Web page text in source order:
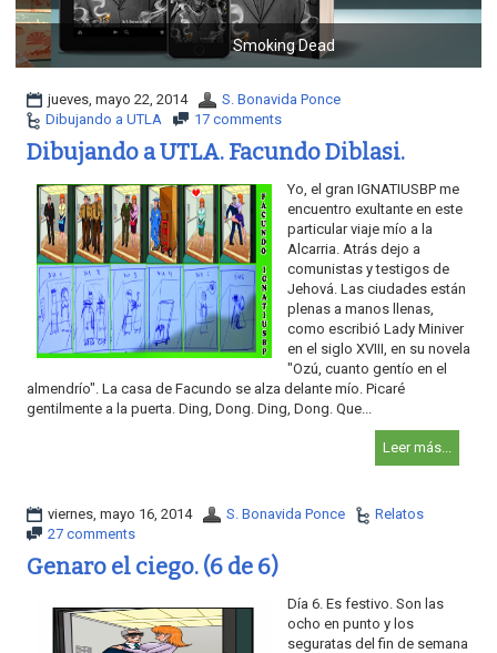
o
n
Smoking Dead
jueves, mayo 22, 2014
S. Bonavida Ponce
Dibujando a UTLA
17 comments
Dibujando a UTLA. Facundo Diblasi.
Yo, el gran IGNATIUSBP me
encuentro exultante en este
particular viaje mío a la
Alcarria. Atrás dejo a
comunistas y testigos de
Jehová. Las ciudades están
plenas a manos llenas,
como escribió Lady Miniver
en el siglo XVIII, en su novela
"Ozú, cuanto gentío en el
almendrío". La casa de Facundo se alza delante mío. Picaré
gentilmente a la puerta. Ding, Dong. Ding, Dong. Que...
Leer más...
viernes, mayo 16, 2014 S. Bonavida Ponce
Relatos
27 comments
Genaro el ciego. (6 de 6)
Día 6. Es festivo. Son las
ocho en punto y los
seguratas del fin de semana